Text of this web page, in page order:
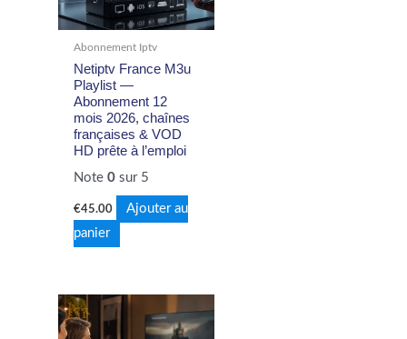
Abonnement Iptv
Netiptv France M3u
Playlist —
Abonnement 12
mois 2026, chaînes
françaises & VOD
HD prête à l’emploi
Note0 sur 5
€45.00
Ajouter au
panier